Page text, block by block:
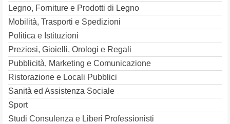
Legno, Forniture e Prodotti di Legno
Mobilità, Trasporti e Spedizioni
Politica e Istituzioni
Preziosi, Gioielli, Orologi e Regali
Pubblicità, Marketing e Comunicazione
Ristorazione e Locali Pubblici
Sanità ed Assistenza Sociale
Sport
Studi Consulenza e Liberi Professionisti